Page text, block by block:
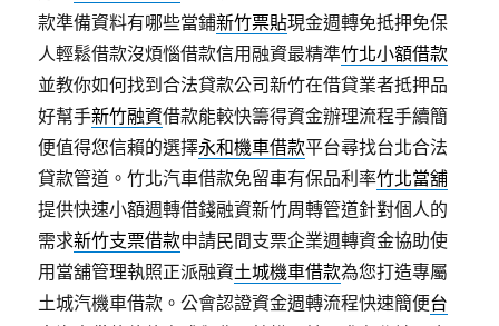
款準備資料有哪些當鋪新竹票貼現金週轉免抵押免保
人輕鬆借款沒煩惱借款信用融資最精準竹北小額借款
並教你如何找到合法貸款公司新竹在借貸業者抵押品
好幫手新竹融資借款能較快籌得資金辦理流程手續簡
便值得您信賴的選擇永和機車借款平台尋找台北合法
貸款管道。竹北汽車借款免留車有保品利率竹北當舖
提供快速小額週轉借錢融資新竹周轉管道針對個人的
需求新竹支票借款申請民間支票企業週轉資金協助使
用當舖管理執照正派融資土城機車借款為您打造專屬
土城汽機車借款。公會認證資金週轉流程快速簡便台